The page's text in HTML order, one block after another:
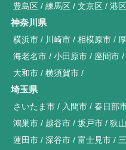
豊島区
練馬区 文京区 港区
神奈川県
横浜市 川崎市 相模原市
海老名市
小田原市 座間市
大和市
横須賀市
埼玉県
さいたま市 入間市 春日部
鴻巣市
越谷市 坂戸市 狭
蓮田市
深谷市 富士見市